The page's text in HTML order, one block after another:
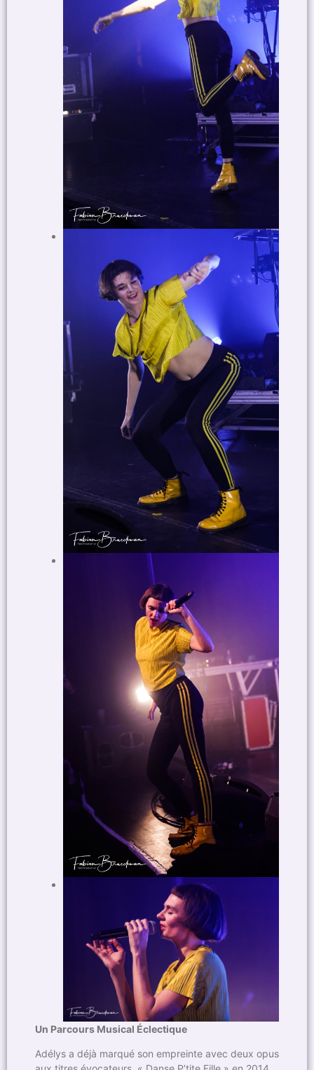
Un Parcours Musical Éclectique
Adélys a déjà marqué son empreinte avec deux opus